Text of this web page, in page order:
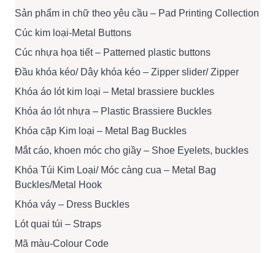
Sản phẩm in chữ theo yêu cầu – Pad Printing Collection
Cúc kim loại-Metal Buttons
Cúc nhựa họa tiết – Patterned plastic buttons
Đầu khóa kéo/ Dây khóa kéo – Zipper slider/ Zipper
Khóa áo lót kim loại – Metal brassiere buckles
Khóa áo lót nhựa – Plastic Brassiere Buckles
Khóa cặp Kim loại – Metal Bag Buckles
Mắt cáo, khoen móc cho giầy – Shoe Eyelets, buckles
Khóa Túi Kim Loại/ Móc càng cua – Metal Bag
Buckles/Metal Hook
Khóa váy – Dress Buckles
Lót quai túi – Straps
Mã màu-Colour Code